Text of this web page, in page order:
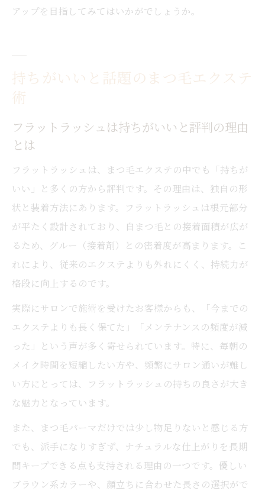
アップを目指してみてはいかがでしょうか。
持ちがいいと話題のまつ毛エクステ
術
フラットラッシュは持ちがいいと評判の理由
とは
フラットラッシュは、まつ毛エクステの中でも「持ちが
いい」と多くの方から評判です。その理由は、独自の形
状と装着方法にあります。フラットラッシュは根元部分
が平たく設計されており、自まつ毛との接着面積が広が
るため、グルー（接着剤）との密着度が高まります。こ
れにより、従来のエクステよりも外れにくく、持続力が
格段に向上するのです。
実際にサロンで施術を受けたお客様からも、「今までの
エクステよりも長く保てた」「メンテナンスの頻度が減
った」という声が多く寄せられています。特に、毎朝の
メイク時間を短縮したい方や、頻繁にサロン通いが難し
い方にとっては、フラットラッシュの持ちの良さが大き
な魅力となっています。
また、まつ毛パーマだけでは少し物足りないと感じる方
でも、派手になりすぎず、ナチュラルな仕上がりを長期
間キープできる点も支持される理由の一つです。優しい
ブラウン系カラーや、顔立ちに合わせた長さの選択がで